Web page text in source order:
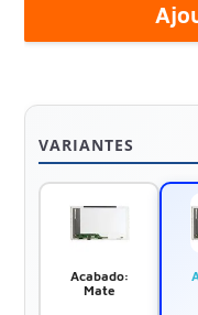
VARIANTES
Acabado:
Mate